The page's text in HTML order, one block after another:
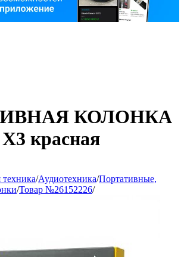
КОЛОНКА
красная
/Аудиотехника/Портативные,
/Товар №26152226/